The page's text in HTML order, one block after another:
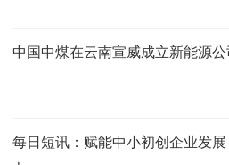
中国中煤在云南宣威成立新能源公
每日短讯：赋能中小初创企业发